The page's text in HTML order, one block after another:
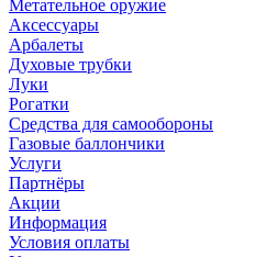
Метательное оружие
Аксессуары
Арбалеты
Духовые трубки
Луки
Рогатки
Средства для самообороны
Газовые баллончики
Услуги
Партнёры
Акции
Информация
Условия оплаты